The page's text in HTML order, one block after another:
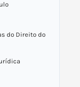
do Direito do